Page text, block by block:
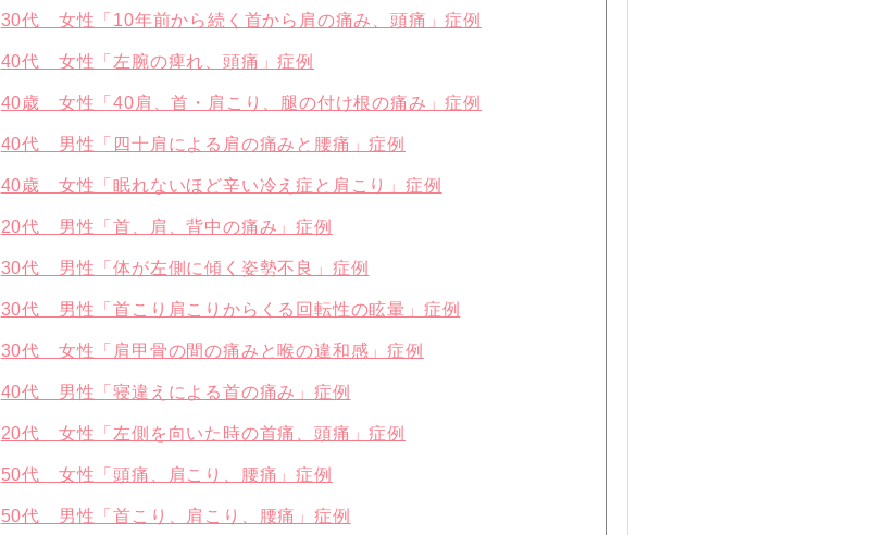
30代 女性「10年前から続く首から肩の痛み、頭痛」症例
40代 女性「左腕の痺れ、頭痛」症例
40歳 女性「40肩、首・肩こり、腿の付け根の痛み」症例
40代 男性「四十肩による肩の痛みと腰痛」症例
40歳 女性「眠れないほど辛い冷え症と肩こり」症例
20代 男性「首、肩、背中の痛み」症例
30代 男性「体が左側に傾く姿勢不良」症例
30代 男性「首こり肩こりからくる回転性の眩暈」症例
30代 女性「肩甲骨の間の痛みと喉の違和感」症例
40代 男性「寝違えによる首の痛み」症例
20代 女性「左側を向いた時の首痛、頭痛」症例
50代 女性「頭痛、肩こり、腰痛」症例
50代 男性「首こり、肩こり、腰痛」症例